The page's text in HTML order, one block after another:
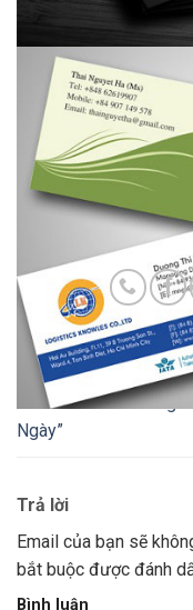
in name card
chuẩn bị kỹ file, chọn
ghi nhớ 5 mẹo trên
trong mọi tình huống
Cần hỗ trợ in gấp?
Gọi ngay
được hỗ trợ và báo
“Dịch vụ In Nhanh
TP.HCM – Giao Hàng
Ngày”
Trả lời
Email của bạn sẽ
bắt buộc được đánh
Bình luận